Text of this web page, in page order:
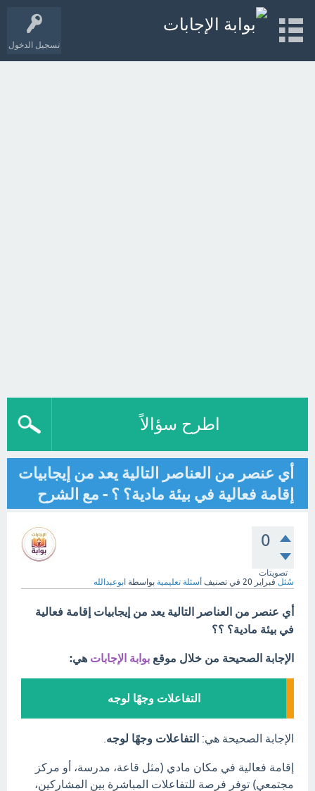
تسجيل الدخول
اطرح سؤالاً
أي عنصر من العناصر التالية يعد من إيجابيات
إقامة فعالية في بيئة مادية؟ ؟ - مع الشرح
0
تصويتات
سُئل فبراير 20 في تصنيف أسئلة تعليمية بواسطة ابوعبدالله
أي عنصر من العناصر التالية يعد من إيجابيات إقامة فعالية
في بيئة مادية؟ ؟؟
الإجابة الصحيحة من خلال موقع بوابة الإجابات هي:
التفاعلات وجهًا لوجه
الإجابة الصحيحة هي: التفاعلات وجهًا لوجه
إقامة فعالية في مكان مادي (مثل قاعة، مدرسة، أو مركز
مجتمعي) توفر فرصة للتفاعلات المباشرة بين المشاركين،